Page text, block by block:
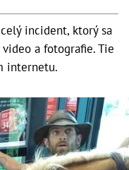
incident, ktorý sa
a fotografie. Tie
internetu.